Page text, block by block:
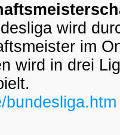
wird
im
wird in drei
bundesliga.htm